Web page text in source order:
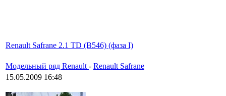
Renault Safrane 2.1 TD (B546) (фаза I)
Модельный ряд Renault - Renault Safrane
15.05.2009 16:48